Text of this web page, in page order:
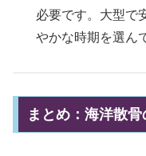
必要です。大型で
やかな時期を選ん
まとめ：海洋散